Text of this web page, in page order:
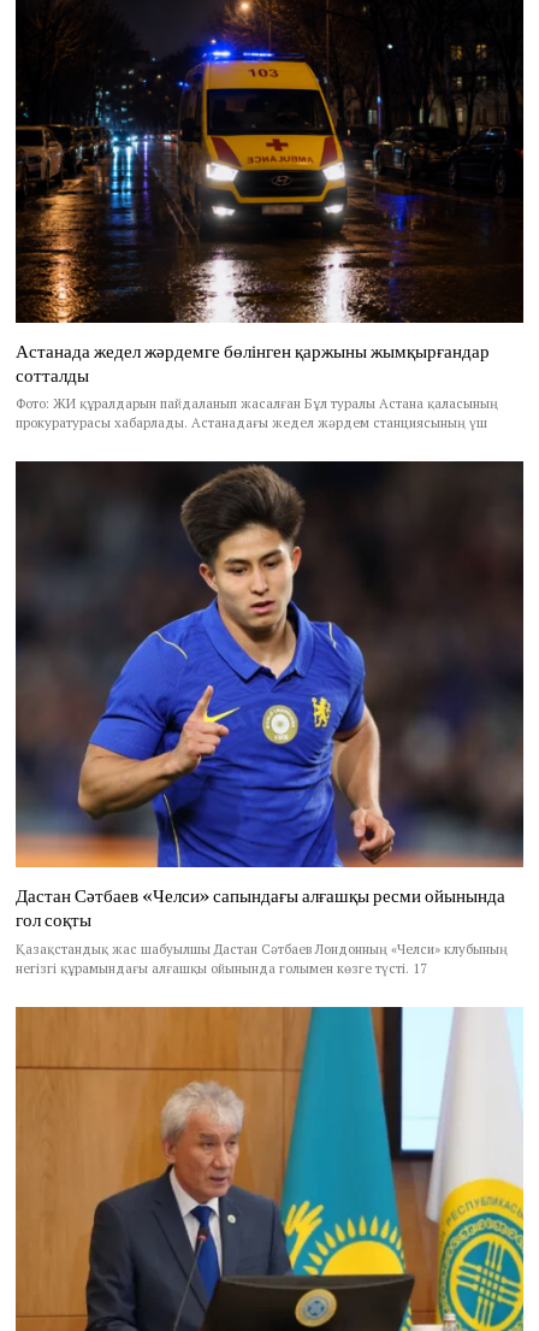
Астанада жедел жәрдемге бөлінген қаржыны жымқырғандар
сотталды
Фото: ЖИ құралдарын пайдаланып жасалған Бұл туралы Астана қаласының
прокуратурасы хабарлады. Астанадағы жедел жәрдем станциясының үш
Дастан Сәтбаев «Челси» сапындағы алғашқы ресми ойынында
гол соқты
Қазақстандық жас шабуылшы Дастан Сәтбаев Лондонның «Челси» клубының
негізгі құрамындағы алғашқы ойынында голымен көзге түсті. 17